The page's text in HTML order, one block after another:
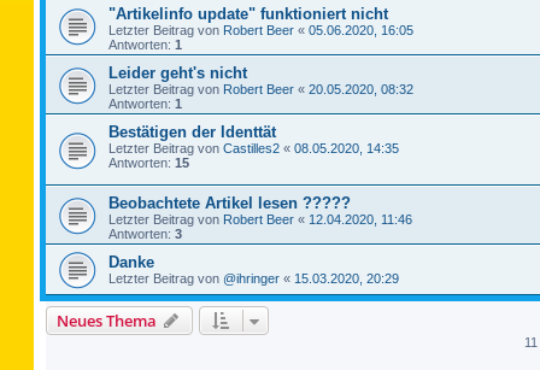
"Artikelinfo update" funktioniert nicht
Letzter Beitrag von Robert Beer « 05.06.2020, 16:05
Antworten: 1
Leider geht's nicht
Letzter Beitrag von Robert Beer « 20.05.2020, 08:32
Antworten: 1
Bestätigen der Identtät
Letzter Beitrag von Castilles2 « 08.05.2020, 14:35
Antworten: 15
Beobachtete Artikel lesen ?????
Letzter Beitrag von Robert Beer « 12.04.2020, 11:46
Antworten: 3
Danke
Letzter Beitrag von @ihringer « 15.03.2020, 20:29
Neues Thema